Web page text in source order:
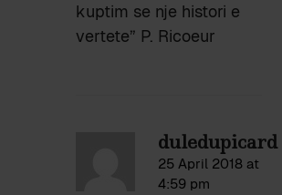
kuptim se nje histori e
vertete” P. Ricoeur
duledupicard
25 April 2018 at
4:59 pm